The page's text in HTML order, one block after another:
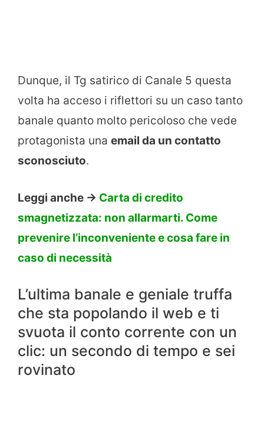
Dunque, il Tg satirico di Canale 5 questa
volta ha acceso i riflettori su un caso tanto
banale quanto molto pericoloso che vede
protagonista una email da un contatto
sconosciuto.
Leggi anche -> Carta di credito
smagnetizzata: non allarmarti. Come
prevenire l’inconveniente e cosa fare in
caso di necessità
L’ultima banale e geniale truffa
che sta popolando il web e ti
svuota il conto corrente con un
clic: un secondo di tempo e sei
rovinato